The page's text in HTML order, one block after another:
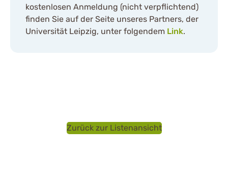
kostenlosen Anmeldung (nicht verpflichtend)
finden Sie auf der Seite unseres Partners, der
Universität Leipzig, unter folgendem Link.
Zurück zur Listenansicht